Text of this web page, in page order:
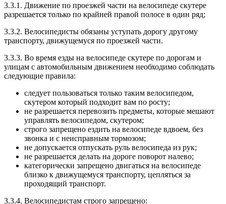
3.3.1. Движение по проезжей части на велосипеде скутере
разрешается только по крайней правой полосе в один ряд;
3.3.2. Велосипедисты обязаны уступать дорогу другому
транспорту, движущемуся по проезжей части.
3.3.3. Во время езды на велосипеде скутере по дорогам и
улицам с автомобильным движением необходимо соблюдать
следующие правила:
следует пользоваться только таким велосипедом,
скутером который подходит вам по росту;
не разрешается перевозить предметы, которые мешают
управлять велосипедом, скутером;
строго запрещено ездить на велосипеде вдвоем, без
звонка и с неисправным тормозом;
не допускается отпускать руль велосипеда из рук;
не разрешается делать на дороге поворот налево;
категорически запрещено двигаться на велосипеде
близко к движущемуся транспорту, цепляться за
проходящий транспорт.
3.3.4. Велосипедистам строго запрещено: